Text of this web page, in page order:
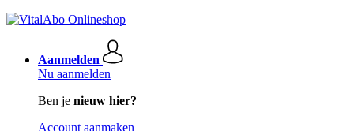
Aanmelden
Nu aanmelden
Ben je nieuw hier?
Account aanmaken